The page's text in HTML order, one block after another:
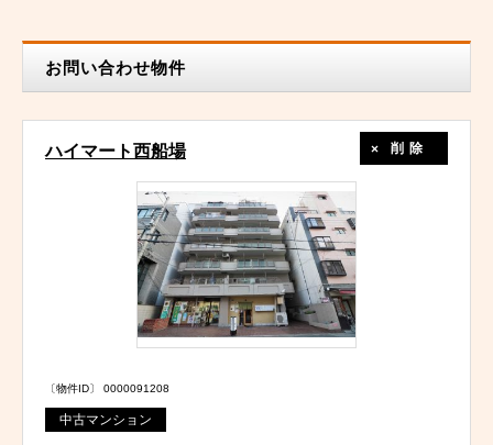
お問い合わせ物件
ハイマート西船場 削除
〔物件ID〕 0000091208
中古マンション